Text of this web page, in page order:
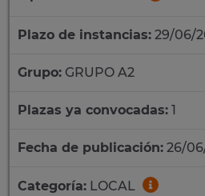
Plazo de instancias: 29/06/
Grupo: GRUPO A2
Plazas ya convocadas: 1
Fecha de publicación: 26/
Categoría: LOCAL